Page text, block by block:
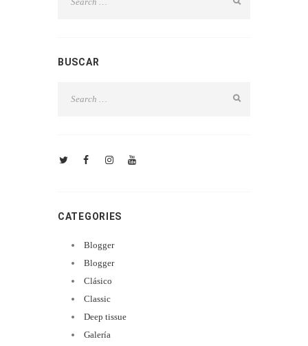
BUSCAR
CATEGORIES
Blogger
Blogger
Clásico
Classic
Deep tissue
Galería